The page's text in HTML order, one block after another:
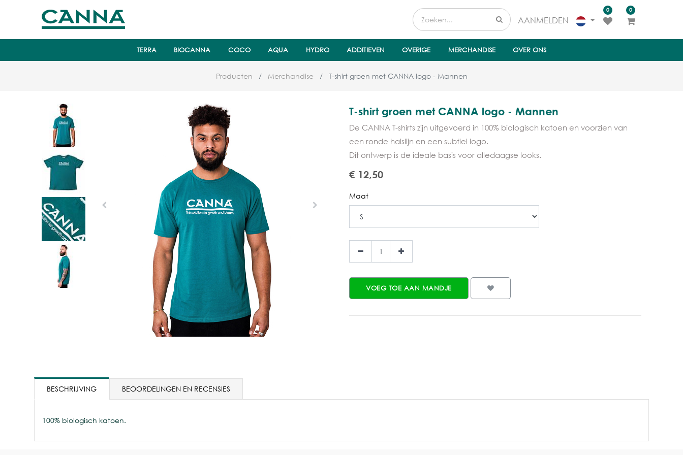
AANMELDEN
0 0
TERRA BIOCANNA COCO AQUA HYDRO ADDITIEVEN OVERIGE MERCHANDISE OVER ONS
Producten Merchandise T-shirt groen met CANNA logo - Mannen
T-shirt groen met CANNA logo - Mannen
De CANNA T-shirts zijn uitgevoerd in 100% biologisch katoen en voorzien van
een ronde halslijn en een subtiel logo.
Dit ontwerp is de ideale basis voor alledaagse looks.
€ 12,50
Maat
VOEG TOE AAN MANDJE
BESCHRIJVING BEOORDELINGEN EN RECENSIES
100% biologisch katoen.